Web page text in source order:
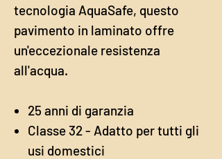
tecnologia AquaSafe, questo
pavimento in laminato offre
un'eccezionale resistenza
all'acqua.
25 anni di garanzia
Classe 32 - Adatto per tutti gli
usi domestici